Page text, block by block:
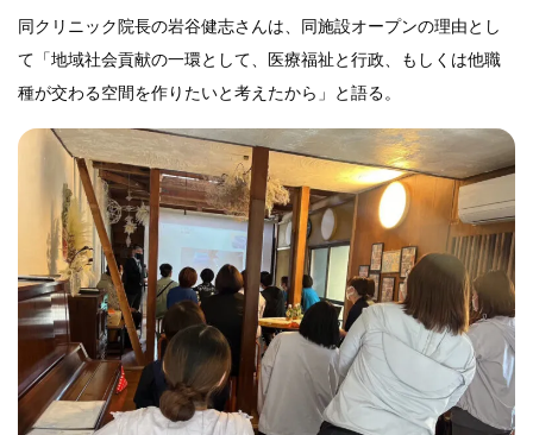
同クリニック院長の岩谷健志さんは、同施設オープンの理由とし
て「地域社会貢献の一環として、医療福祉と行政、もしくは他職
種が交わる空間を作りたいと考えたから」と語る。